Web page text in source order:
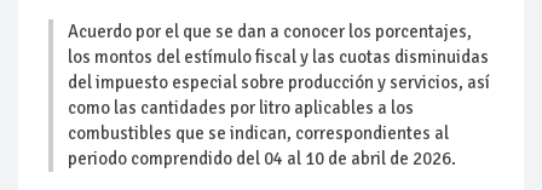
Acuerdo por el que se dan a conocer los porcentajes,
los montos del estímulo fiscal y las cuotas disminuidas
del impuesto especial sobre producción y servicios, así
como las cantidades por litro aplicables a los
combustibles que se indican, correspondientes al
periodo comprendido del 04 al 10 de abril de 2026.